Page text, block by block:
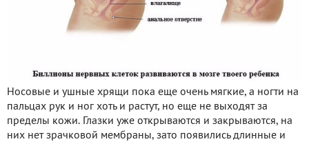
Носовые и ушные хрящи пока еще очень мягкие, а ногти на
пальцах рук и ног хоть и растут, но еще не выходят за
пределы кожи. Глазки уже открываются и закрываются, на
них нет зрачковой мембраны, зато появились длинные и